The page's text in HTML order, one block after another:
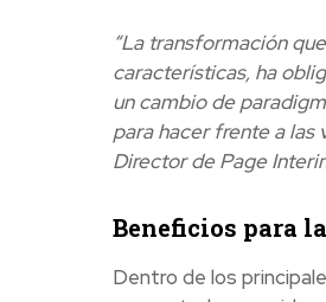
“La transformación
características, ha
un cambio de
para hacer frente a las
Director de Page
Beneficios para
Dentro de los